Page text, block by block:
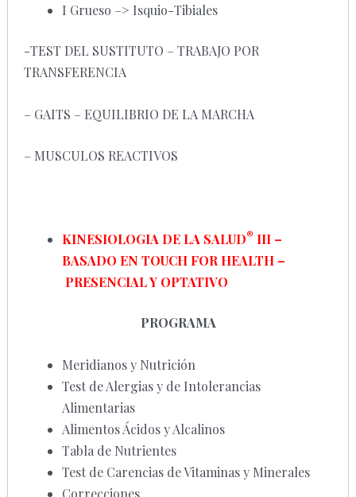
I Grueso –> Isquio-Tibiales
-TEST DEL SUSTITUTO – TRABAJO POR
TRANSFERENCIA
– GAITS – EQUILIBRIO DE LA MARCHA
– MUSCULOS REACTIVOS
KINESIOLOGIA DE LA SALUD® III –
BASADO EN TOUCH FOR HEALTH –
PRESENCIAL Y OPTATIVO
PROGRAMA
Meridianos y Nutrición
Test de Alergias y de Intolerancias
Alimentarias
Alimentos Ácidos y Alcalinos
Tabla de Nutrientes
Test de Carencias de Vitaminas y Minerales
Correcciones